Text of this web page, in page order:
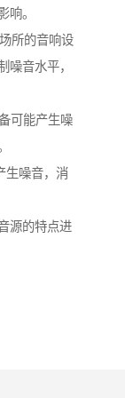
响。
所的音响设
噪音水平，
可能产生噪
生噪音，消
源的特点进